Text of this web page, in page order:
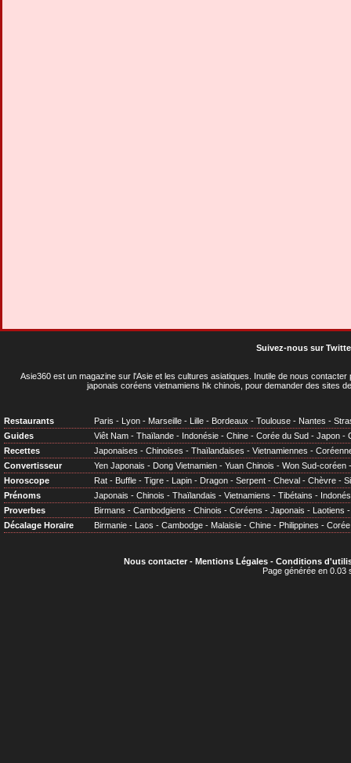
Suivez-nous sur
Asie360 est un magazine sur l'Asie et les cultures asiatiques . Inutile de nous
japonais coréens vietnamiens hk chinois, pour demander des sites
Restaurants Paris - Lyon - Marseille - Lille - Bordeaux - Toulouse - Nantes -
Guides
Viêt Nam - Thaïlande - Indonésie - Chine - Corée du Sud - Japon -
Recettes
Japonaises - Chinoises - Thaïlandaises - Vietnamiennes -
Convertisseur
Yen Japonais - Dong Vietnamien - Yuan Chinois - Won Sud-coréen
Horoscope
Rat - Buffle - Tigre - Lapin - Dragon - Serpent - Cheval - Chèvre -
Prénoms
Japonais - Chinois - Thaïlandais - Vietnamiens - Tibétains -
Proverbes
Birmans - Cambodgiens - Chinois - Coréens - Japonais - Laotiens
Décalage Horaire
Birmanie - Laos - Cambodge - Malaisie - Chine - Philippines - Corée
Nous contacter- Mentions Légales- Conditions
Page générée en